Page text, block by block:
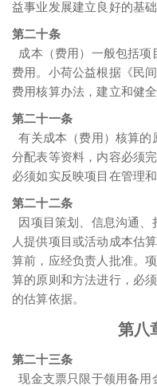
益事业发展建立良好的基础
第二十条
成本（费用）一般包括项
费用。小荷公益根据《民
费用核算办法，建立和健
第二十一条
有关成本（费用）核算的
分配表等资料，内容必须
必须如实反映项目在管理
第二十二条
因项目策划、信息沟通、
人提供项目或活动成本估
算前，应经负责人批准。
算的原则和方法进行，必
的估算依据。
第八
第二十三条
现金支票只限于领用备用